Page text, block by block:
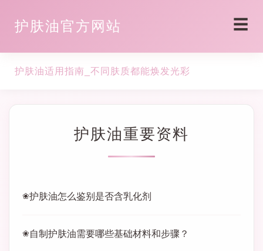
护肤油官方网站 ☰
护肤油适用指南_不同肤质都能焕发光彩
护肤油重要资料
护肤油怎么鉴别是否含乳化剂
自制护肤油需要哪些基础材料和步骤？